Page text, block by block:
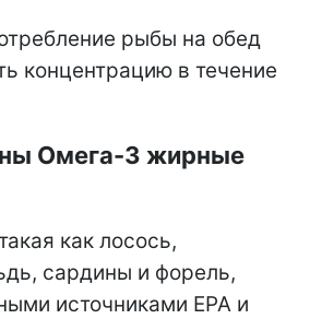
рыбы на обед
концентрацию в течение
Омега-3 жирные
как лосось,
сардины и форель,
источниками EPA и